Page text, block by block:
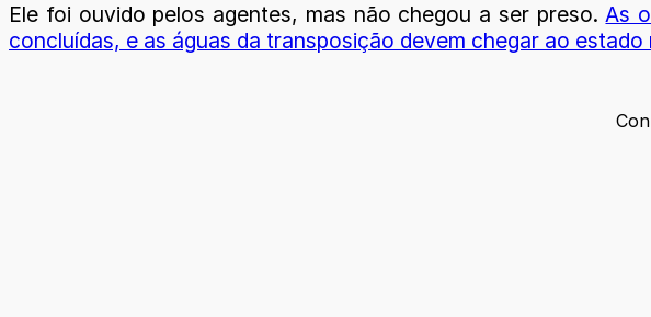
Ele foi ouvido pelos agentes, mas não chegou a ser preso.As
concluídas, e as águas da transposição devem chegar ao